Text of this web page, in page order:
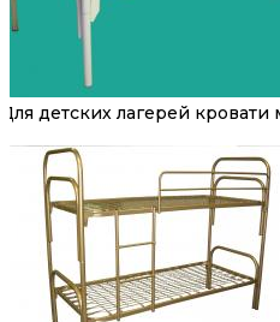
Для детских лагерей кровати